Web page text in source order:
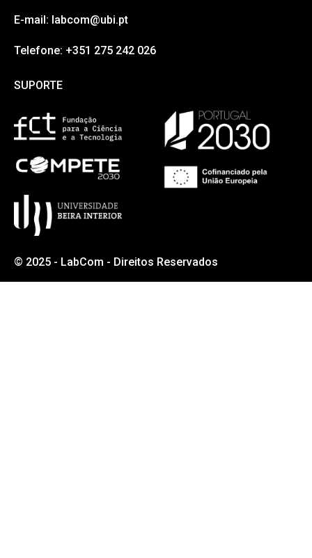
E-mail: labcom@ubi.pt
Telefone: +351 275 242 026
SUPORTE
© 2025 - LabCom - Direitos Reservados